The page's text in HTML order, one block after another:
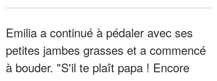
Emilia a continué à pédaler avec ses
petites jambes grasses et a commencé
à bouder. "S'il te plaît papa ! Encore